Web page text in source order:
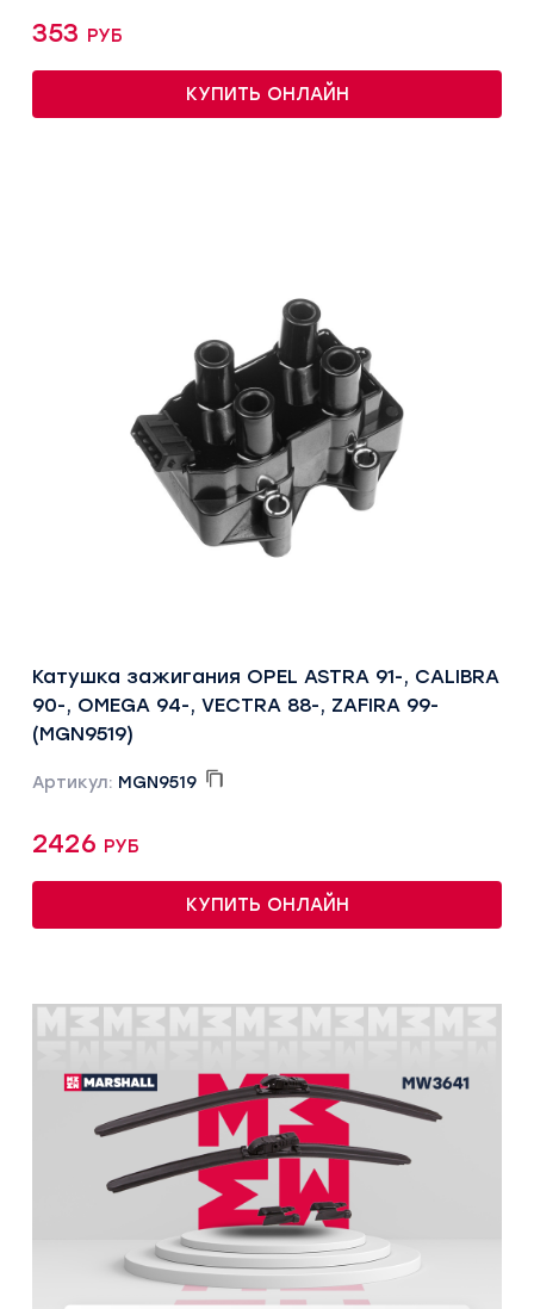
353 руб
КУПИТЬ ОНЛАЙН
Катушка зажигания OPEL ASTRA 91-, CALIBRA
90-, OMEGA 94-, VECTRA 88-, ZAFIRA 99-
(MGN9519)
Артикул: MGN9519
2426 руб
КУПИТЬ ОНЛАЙН